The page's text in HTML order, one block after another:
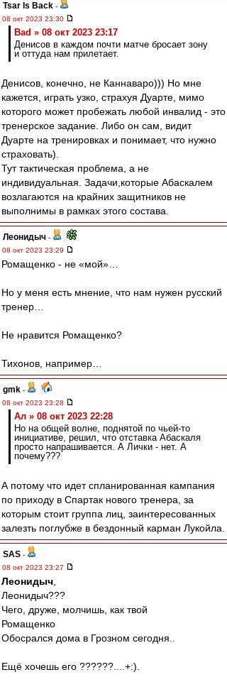
Tsar Is Back -
08 окт 2023 23:30
Bad » 08 окт 2023 23:17
Денисов в каждом почти матче бросает зону
и оттуда нам прилетает.
Денисов, конечно, не Каннаваро))) Но мне
кажется, играть узко, страхуя Дуарте, мимо
которого может пробежать любой инвалид - это
тренерское задание. Либо он сам, видит
Дуарте на тренировках и понимает, что нужно
страховать).
Тут тактическая проблема, а не
индивидуальная. Задачи,которые Абаскалем
возлагаются на крайних защитников не
выполнимы в рамках этого состава.
Леонидыч -
08 окт 2023 23:29
Ромащенко - не «мой»…
Но у меня есть мнение, что нам нужен русский
тренер…
Не нравится Ромащенко?
Тихонов, например…
gmk -
08 окт 2023 23:28
Ал » 08 окт 2023 22:28
Но на общей волне, поднятой по чьей-то
инициативе, решил, что отставка Абаскаля
просто напрашивается. А Лички - нет. А
почему???
А потому что идет спланированная кампания
по приходу в Спартак нового тренера, за
которым стоит группа лиц, заинтересованных
залезть поглубже в бездонный карман Лукойла.
SAS -
08 окт 2023 23:27
Леонидыч
Леонидыч???
Чего, друже, молчишь, как твой
Ромащенко
Обосрался дома в Грозном сегодня..
Ещё хочешь его ??????....+:).